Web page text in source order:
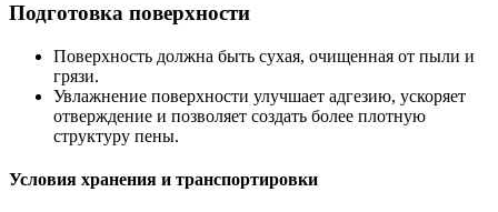
Подготовка поверхности
Поверхность должна быть сухая, очищенная от пыли и
грязи.
Увлажнение поверхности улучшает адгезию, ускоряет
отверждение и позволяет создать более плотную
структуру пены.
Условия хранения и транспортировки